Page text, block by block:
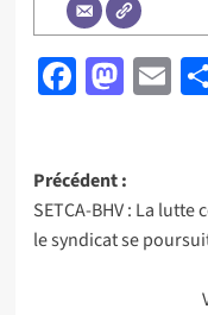
Navigation
d’article
Précédent :
SETCA-BHV : La
le syndicat se